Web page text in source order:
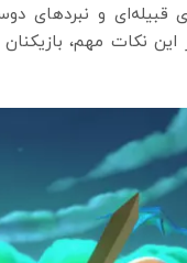
و نبردهای
این نکات مهم،